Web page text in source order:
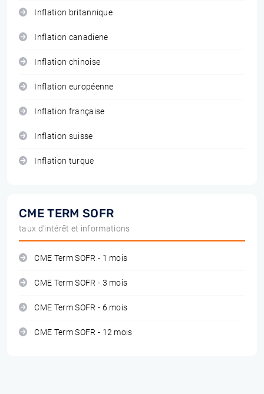
Inflation britannique
Inflation canadiene
Inflation chinoise
Inflation européenne
Inflation française
Inflation suisse
Inflation turque
CME TERM SOFR
taux d'intérêt et informations
CME Term SOFR - 1 mois
CME Term SOFR - 3 mois
CME Term SOFR - 6 mois
CME Term SOFR - 12 mois